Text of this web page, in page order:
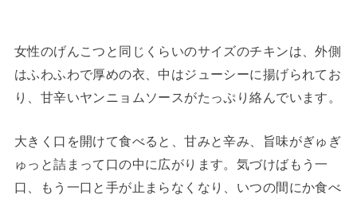
女性のげんこつと同じくらいのサイズのチキンは、外側
はふわふわで厚めの衣、中はジューシーに揚げられてお
り、甘辛いヤンニョムソースがたっぷり絡んでいます。
大きく口を開けて食べると、甘みと辛み、旨味がぎゅぎ
ゅっと詰まって口の中に広がります。気づけばもう一
口、もう一口と手が止まらなくなり、いつの間にか食べ